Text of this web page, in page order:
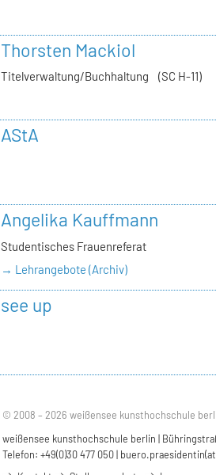
Thorsten Mackiol
Titelverwaltung/Buchhaltung (SC H-11)
AStA
Angelika Kauffmann
Studentisches Frauenreferat
→ Lehrangebote (Archiv)
see up
© 2008 – 2026 weißensee kunsthochschule
weißensee kunsthochschule berlin |
Telefon: +49(0)30 477 050 |